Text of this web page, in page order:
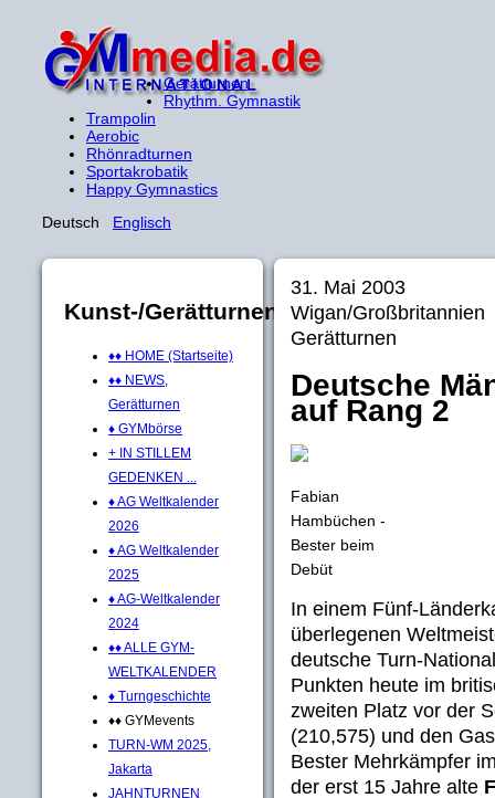
Gerätturnen
Rhythm. Gymnastik
Trampolin
Aerobic
Rhönradturnen
Sportakrobatik
Happy Gymnastics
Deutsch Englisch
Kunst-/Gerätturnen
♦♦ HOME (Startseite)
♦♦ NEWS,
Gerätturnen
♦ GYMbörse
+ IN STILLEM
GEDENKEN ...
♦ AG Weltkalender
2026
♦ AG Weltkalender
2025
♦ AG-Weltkalender
2024
♦♦ ALLE GYM-
WELTKALENDER
♦ Turngeschichte
♦♦ GYMevents
TURN-WM 2025,
Jakarta
JAHNTURNEN
31. Mai 2003
Wigan/Großbritannien
Gerätturnen
Deutsche
auf Rang 2
Fabian
Hambüchen -
Bester beim
Debüt
In einem Fünf-
überlegenen
deutsche Turn-
Punkten heute im
zweiten Platz vor der
(210,575) und den
Bester Mehrkämpfer
der erst 15 Jahre alte